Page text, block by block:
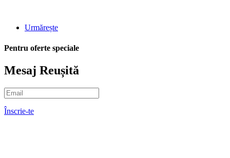
Urmărește
Pentru oferte speciale
Mesaj Reușită
Înscrie-te